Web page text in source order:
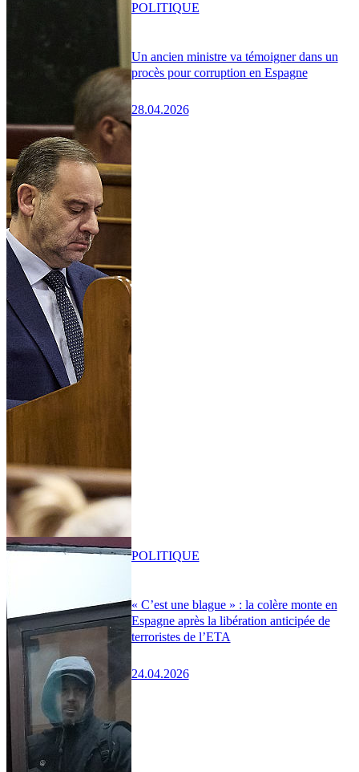
Un ancien ministre va témoigner dans un
procès pour corruption en Espagne
28.04.2026
POLITIQUE
« C’est une blague » : la colère monte en
Espagne après la libération anticipée de
terroristes de l’ETA
24.04.2026
POLITIQUE